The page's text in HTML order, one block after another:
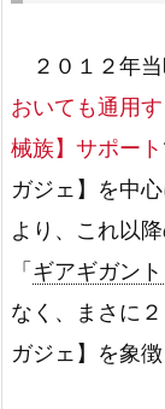
２０１２年当
おいても通用
械族】サポート
ガジェ】を中
より、これ以
「 ギアギガント
なく、まさに
ガジェ】を象